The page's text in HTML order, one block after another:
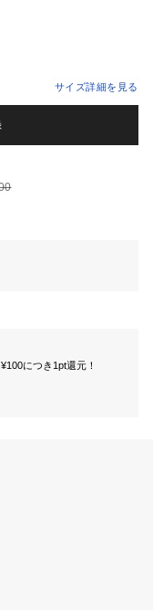
サイズ詳細を見る
につき1pt還元！